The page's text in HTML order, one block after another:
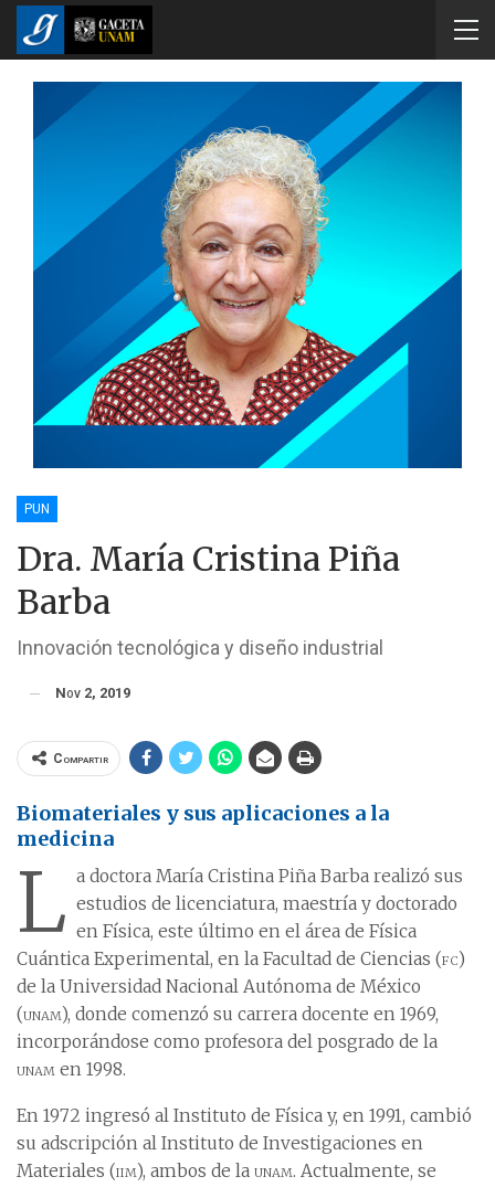
PUN
Dra. María Cristina Piña
Barba
Innovación tecnológica y diseño industrial
Nov 2, 2019
Compartir
Biomateriales y sus aplicaciones a la
medicina
L a doctora María Cristina Piña Barba realizó sus
estudios de licenciatura, maestría y doctorado
en Física, este último en el área de Física
Cuántica Experimental, en la Facultad de Ciencias (fc)
de la Universidad Nacional Autónoma de México
(unam), donde comenzó su carrera docente en 1969,
incorporándose como profesora del posgrado de la
unam en 1998.
En 1972 ingresó al Instituto de Física y, en 1991, cambió
su adscripción al Instituto de Investigaciones en
Materiales (iim), ambos de la unam. Actualmente, se